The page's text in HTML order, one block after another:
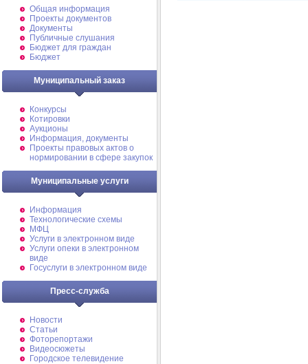
Общая информация
Проекты документов
Документы
Публичные слушания
Бюджет для граждан
Бюджет
Муниципальный заказ
Конкурсы
Котировки
Аукционы
Информация, документы
Проекты правовых актов о
нормировании в сфере закупок
Муниципальные услуги
Информация
Технологические схемы
МФЦ
Услуги в электронном виде
Услуги опеки в электронном
виде
Госуслуги в электронном виде
Пресс-служба
Новости
Статьи
Фоторепортажи
Видеосюжеты
Городское телевидение